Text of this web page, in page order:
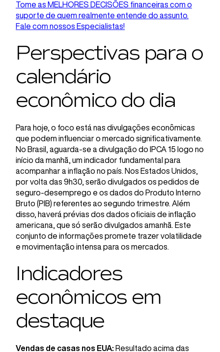
Tome as MELHORES DECISÕES financeiras com o
suporte de quem realmente entende do assunto.
Fale com nossos Especialistas!
Perspectivas para o
calendário
econômico do dia
Para hoje, o foco está nas divulgações econômicas
que podem influenciar o mercado significativamente.
No Brasil, aguarda-se a divulgação do IPCA 15 logo no
início da manhã, um indicador fundamental para
acompanhar a inflação no país. Nos Estados Unidos,
por volta das 9h30, serão divulgados os pedidos de
seguro-desemprego e os dados do Produto Interno
Bruto (PIB) referentes ao segundo trimestre. Além
disso, haverá prévias dos dados oficiais de inflação
americana, que só serão divulgados amanhã. Este
conjunto de informações promete trazer volatilidade
e movimentação intensa para os mercados.
Indicadores
econômicos em
destaque
Vendas de casas nos EUA: Resultado acima das